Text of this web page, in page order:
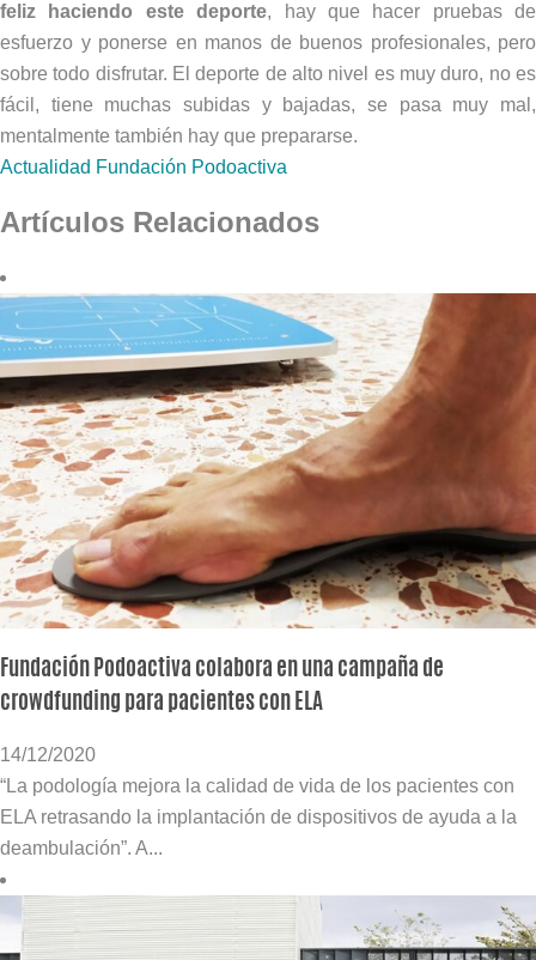
feliz haciendo este deporte, hay que hacer pruebas de
esfuerzo y ponerse en manos de buenos profesionales, pero
sobre todo disfrutar. El deporte de alto nivel es muy duro, no es
fácil, tiene muchas subidas y bajadas, se pasa muy mal,
mentalmente también hay que prepararse.
Actualidad Fundación Podoactiva
Artículos Relacionados
Fundación Podoactiva colabora en una campaña de
crowdfunding para pacientes con ELA
14/12/2020
“La podología mejora la calidad de vida de los pacientes con
ELA retrasando la implantación de dispositivos de ayuda a la
deambulación”. A...